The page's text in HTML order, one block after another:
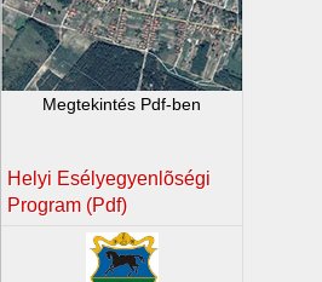
Megtekintés Pdf-ben
Helyi Esélyegyenlõségi
Program (Pdf)